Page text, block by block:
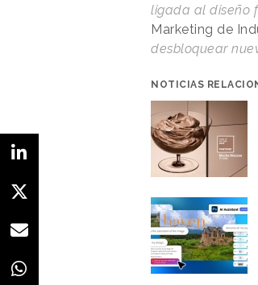
ligada al diseño
Marketing de
desbloquear
NOTICIAS